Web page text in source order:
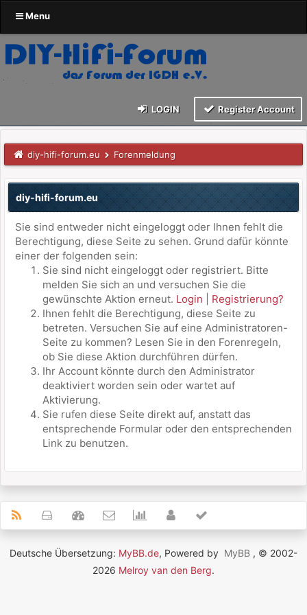
Menu
LOGIN Register Account
diy-hifi-forum.eu Forenmeldung
diy-hifi-forum.eu
Sie sind entweder nicht eingeloggt oder Ihnen fehlt die
Berechtigung, diese Seite zu sehen. Grund dafür könnte
einer der folgenden sein:
Sie sind nicht eingeloggt oder registriert. Bitte
melden Sie sich an und versuchen Sie die
gewünschte Aktion erneut. Login
Registrierung?
Ihnen fehlt die Berechtigung, diese Seite zu
betreten. Versuchen Sie auf eine Administratoren-
Seite zu kommen? Lesen Sie in den Forenregeln,
ob Sie diese Aktion durchführen dürfen.
Ihr Account könnte durch den Administrator
deaktiviert worden sein oder wartet auf
Aktivierung.
Sie rufen diese Seite direkt auf, anstatt das
entsprechende Formular oder den entsprechenden
Link zu benutzen.
Deutsche Übersetzung: MyBB.de, Powered by MyBB , © 2002-
2026 Melroy van den Berg.